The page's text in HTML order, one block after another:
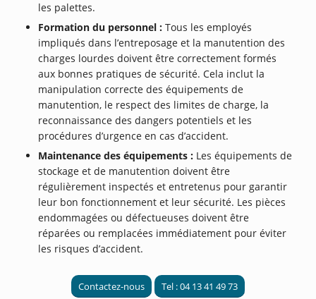
les palettes.
Formation du personnel : Tous les employés
impliqués dans l’entreposage et la manutention des
charges lourdes doivent être correctement formés
aux bonnes pratiques de sécurité. Cela inclut la
manipulation correcte des équipements de
manutention, le respect des limites de charge, la
reconnaissance des dangers potentiels et les
procédures d’urgence en cas d’accident.
Maintenance des équipements : Les équipements de
stockage et de manutention doivent être
régulièrement inspectés et entretenus pour garantir
leur bon fonctionnement et leur sécurité. Les pièces
endommagées ou défectueuses doivent être
réparées ou remplacées immédiatement pour éviter
les risques d’accident.
Contactez-nous Tel : 04 13 41 49 73